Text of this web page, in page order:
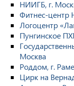
НИИГБ, г.
Фитнес-центр
Логоцентр
Пунгинское
Москва
Роддом, г.
Цирк на